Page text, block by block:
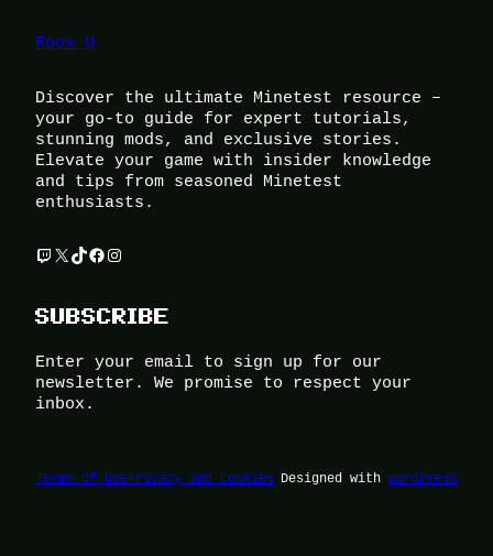
Foox U
Discover the ultimate Minetest resource –
your go-to guide for expert tutorials,
stunning mods, and exclusive stories.
Elevate your game with insider knowledge
and tips from seasoned Minetest
enthusiasts.
Twitch X TikTok Facebook Instagram
SUBSCRIBE
Enter your email to sign up for our
newsletter. We promise to respect your
inbox.
Terms of UsePrivacy and Cookies Designed with WordPress